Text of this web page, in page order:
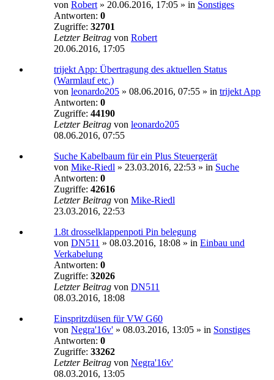
von Robert » 20.06.2016, 17:05 » in Sonstiges
Antworten: 0
Zugriffe: 32701
Letzter Beitrag von Robert
20.06.2016, 17:05
trijekt App: Übertragung des aktuellen Status
(Warmlauf etc.)
von leonardo205 » 08.06.2016, 07:55 » in trijekt App
Antworten: 0
Zugriffe: 44190
Letzter Beitrag von leonardo205
08.06.2016, 07:55
Suche Kabelbaum für ein Plus Steuergerät
von Mike-Riedl » 23.03.2016, 22:53 » in Suche
Antworten: 0
Zugriffe: 42616
Letzter Beitrag von Mike-Riedl
23.03.2016, 22:53
1.8t drosselklappenpoti Pin belegung
von DN511 » 08.03.2016, 18:08 » in Einbau und
Verkabelung
Antworten: 0
Zugriffe: 32026
Letzter Beitrag von DN511
08.03.2016, 18:08
Einspritzdüsen für VW G60
von Negra'16v' » 08.03.2016, 13:05 » in Sonstiges
Antworten: 0
Zugriffe: 33262
Letzter Beitrag von Negra'16v'
08.03.2016, 13:05